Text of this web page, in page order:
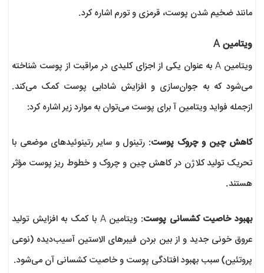
مانند ضخیم شدن پوست، قرمزی و تورم اشاره کرد.
ویتامین A
ویتامین A به عنوان یکی از اجزای کلیدی در مراقبت از پوست شناخته
می‌شود که به جوان‌سازی و افزایش شادابی پوست کمک می‌کند.
ازجمله فواید ویتامین آ برای پوست می‌توان به موارد زیر اشاره کرد:
کاهش چین و چروک پوست: رتینول و سایر رتینوئیدهای موضعی با
تحریک تولید کلاژن در کاهش چین و چروک و خطوط ریز پوست مؤثر
هستند.
بهبود خاصیت کشسانی پوست
: ویتامین A با کمک به افزایش تولید
عروق خونی جدید و از بین بردن فیبرهای الاستین آسیب‌‎دیده (نوعی
پروتئین) سبب بهبود افتادگی پوست و خاصیت کشسانی آن می‌شود.